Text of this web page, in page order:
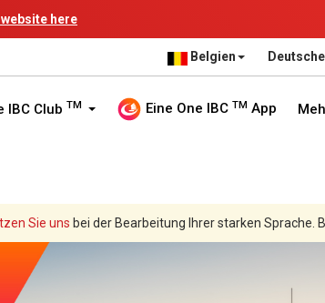
here
Belgien Deutsche
IBC Club TM Eine One IBC TM App
Sie uns bei der Bearbeitung Ihrer starken Sprache.